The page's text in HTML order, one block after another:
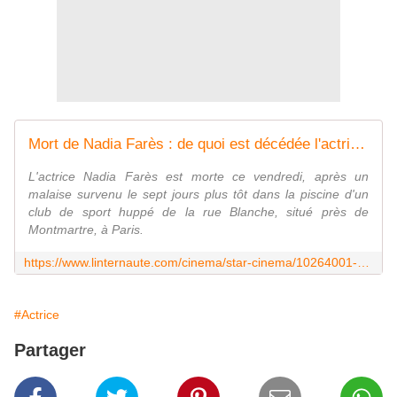
Mort de Nadia Farès : de quoi est décédée l'actrice ? Ce que l'on sait de l'accident de la piscine de la rue Blanche, à Paris
L'actrice Nadia Farès est morte ce vendredi, après un
malaise survenu le sept jours plus tôt dans la piscine d'un
club de sport huppé de la rue Blanche, situé près de
Montmartre, à Paris.
#Actrice
Partager